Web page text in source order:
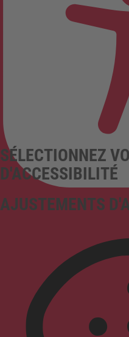
AJUSTEMENTS
SÉLECTIONNEZ
D'ACCESSIBILITÉ